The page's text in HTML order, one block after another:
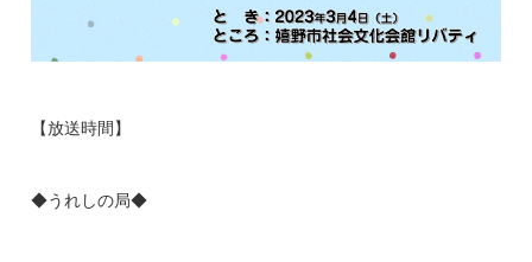
【放送時間】
◆うれしの局◆